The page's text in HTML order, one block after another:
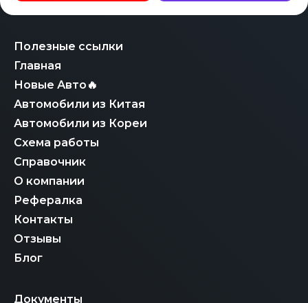
Полезные ссылки
Главная
Новые Авто🔥
Автомобили из Китая
Автомобили из Кореи
Схема работы
Справочник
О компании
Рефералка
Контакты
Отзывы
Блог
Документы